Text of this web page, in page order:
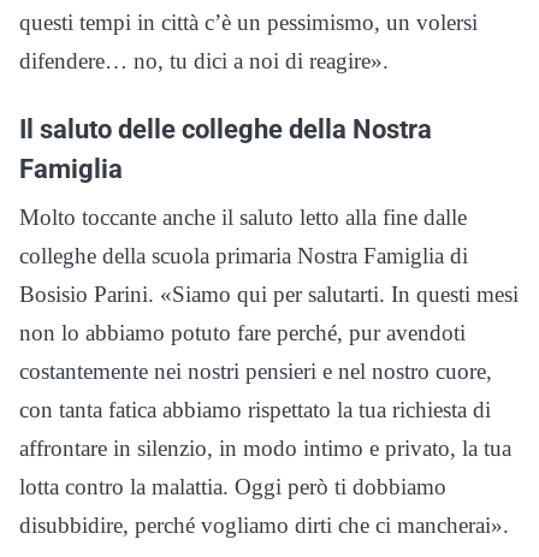
questi tempi in città c’è un pessimismo, un volersi
difendere… no, tu dici a noi di reagire».
Il saluto delle colleghe della Nostra
Famiglia
Molto toccante anche il saluto letto alla fine dalle
colleghe della scuola primaria Nostra Famiglia di
Bosisio Parini. «Siamo qui per salutarti. In questi mesi
non lo abbiamo potuto fare perché, pur avendoti
costantemente nei nostri pensieri e nel nostro cuore,
con tanta fatica abbiamo rispettato la tua richiesta di
affrontare in silenzio, in modo intimo e privato, la tua
lotta contro la malattia. Oggi però ti dobbiamo
disubbidire, perché vogliamo dirti che ci mancherai».